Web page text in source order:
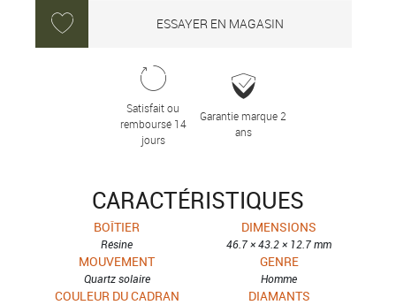
ESSAYER EN MAGASIN
Satisfait ou
remboursé 14
jours
Garantie marque 2
ans
CARACTÉRISTIQUES
BOÎTIER
Résine
DIMENSIONS
46.7 × 43.2 × 12.7 mm
MOUVEMENT
Quartz solaire
GENRE
Homme
COULEUR DU CADRAN DIAMANTS